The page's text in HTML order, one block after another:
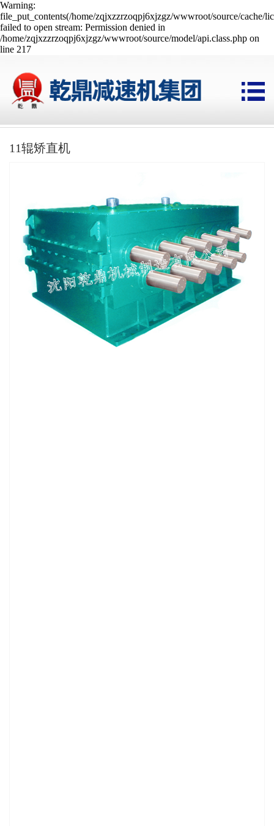
Warning:
file_put_contents(/home/zqjxzzrzoqpj6xjzgz/wwwroot/source/cache/
failed to open stream: Permission denied in
/home/zqjxzzrzoqpj6xjzgz/wwwroot/source/model/api.class.php on
line 217
11辊矫直机